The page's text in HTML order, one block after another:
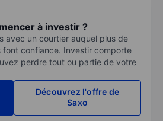
à investir ?
avec un courtier auquel plus de
font confiance. Investir comporte
perdre tout ou partie de votre
Découvrez l'offre de
Saxo